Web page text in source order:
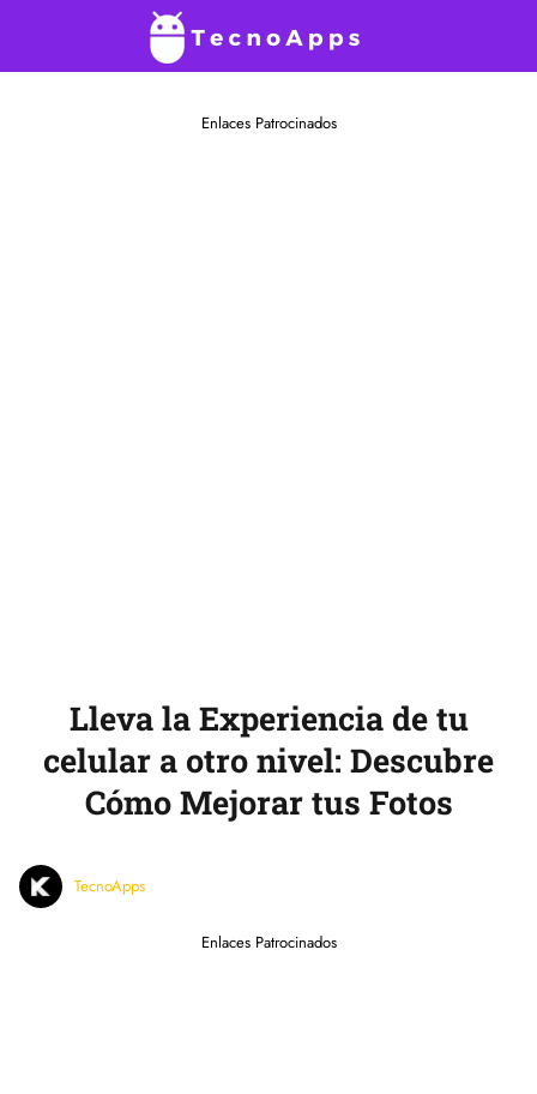
Enlaces Patrocinados
Lleva la Experiencia de tu
celular a otro nivel: Descubre
Cómo Mejorar tus Fotos
TecnoApps
Enlaces Patrocinados